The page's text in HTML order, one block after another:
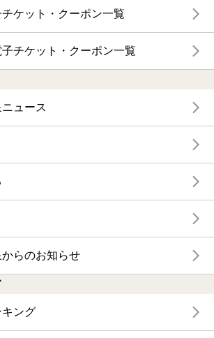
ケット・クーポン一覧
チケット・クーポン一覧
ュース
らのお知らせ
ング